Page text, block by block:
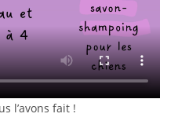
l’avons fait !